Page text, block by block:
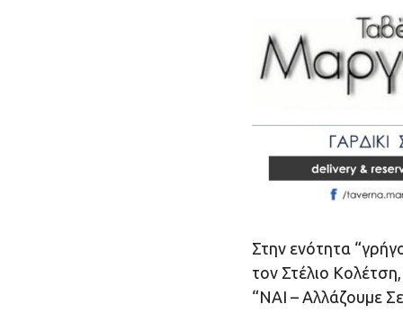
Στην ενότητα
τον Στέλιο
“ΝΑΙ – Αλλάζουμε